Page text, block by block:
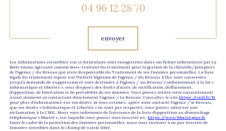
04 96 12 28 70
envoyer
Les informations recueillies sur ce formulaire sont enregistrées dans un fichier informatisé par La
Boite Immo agissant comme Sous-traitant du traitement pour la gestion de la clientèle/prospects
de l'Agence / du Réseau qui reste Responsable du Traitement de vos Données personnelles. La base
légale du traitement repose sur l'intérêt légitime de l'Agence / du Réseau. Elles sont conservées
jusqu'à demande de suppression et sont destinées à l'Agence / au Réseau. Conformément à la loi «
informatique et libertés », vous disposez des droits d’accès, de rectification, d’effacement,
d’opposition, de limitation et de portabilité de vos données. Vous pouvez retirer votre consentement
à tout moment en contactant directement l’Agence / Le Réseau. Consultez le site https://cnil.fr/fr
pour plus d’informations sur vos droits. Si vous estimez, après avoir contacté l'Agence / le Réseau,
que vos droits « Informatique et Libertés » ne sont pas respectés, vous pouvez adresser une
réclamation à la CNIL. Nous vous informons de l’existence de la liste d'opposition au démarchage
téléphonique « Bloctel », sur laquelle vous pouvez vous inscrire ici : https://www.bloctel.gouv.fr.
Dans le cadre de la protection des Données personnelles, nous vous invitons à ne pas inscrire de
Données sensibles dans le champ de saisie libre.